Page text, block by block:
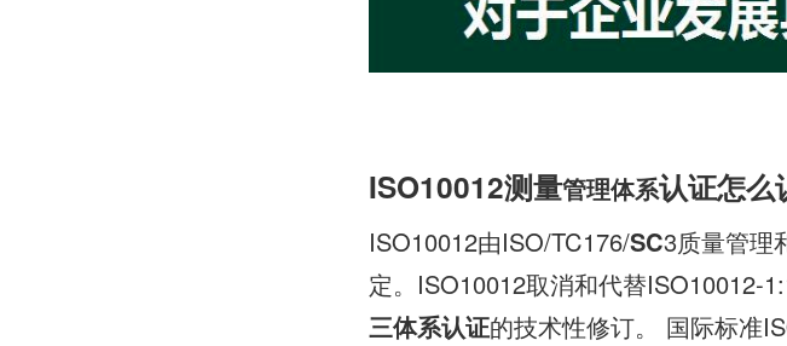
ISO10012测量管理体系认证怎么
ISO10012由ISO/TC176/SC3质量管理
定。ISO10012取消和代替ISO10012-
三体系认证的技术性修订。 国际标准